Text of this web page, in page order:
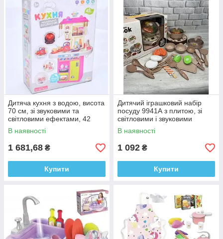
Дитяча кухня з водою, висота
70 см, зі звуковими та
світловими ефектами, 42
предмети Рожева 16890B
В наявності
1 681,68 ₴
Купити
Дитячий іграшковий набір
посуду 9941А з плитою, зі
світловими і звуковими
ефектами, 3+.
В наявності
1 092 ₴
Купити